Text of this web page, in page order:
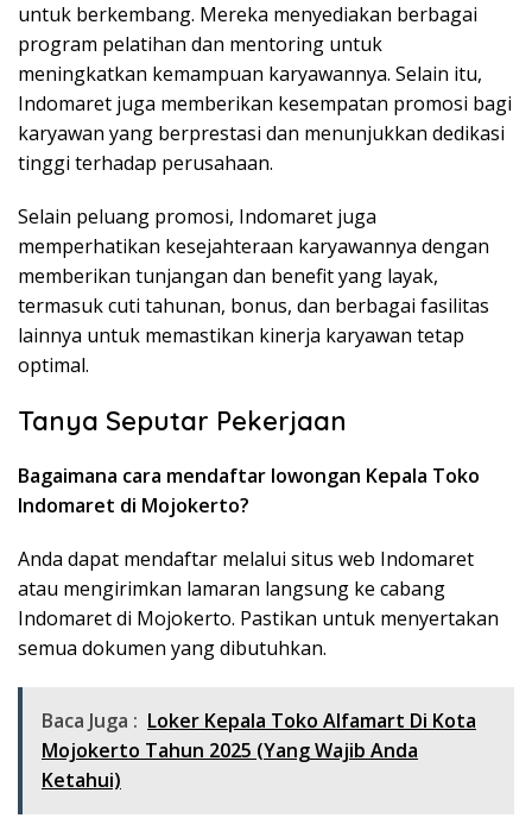
untuk berkembang. Mereka menyediakan berbagai
program pelatihan dan mentoring untuk
meningkatkan kemampuan karyawannya. Selain itu,
Indomaret juga memberikan kesempatan promosi bagi
karyawan yang berprestasi dan menunjukkan dedikasi
tinggi terhadap perusahaan.
Selain peluang promosi, Indomaret juga
memperhatikan kesejahteraan karyawannya dengan
memberikan tunjangan dan benefit yang layak,
termasuk cuti tahunan, bonus, dan berbagai fasilitas
lainnya untuk memastikan kinerja karyawan tetap
optimal.
Tanya Seputar Pekerjaan
Bagaimana cara mendaftar lowongan Kepala Toko
Indomaret di Mojokerto?
Anda dapat mendaftar melalui situs web Indomaret
atau mengirimkan lamaran langsung ke cabang
Indomaret di Mojokerto. Pastikan untuk menyertakan
semua dokumen yang dibutuhkan.
Baca Juga : Loker Kepala Toko Alfamart Di Kota
Mojokerto Tahun 2025 (Yang Wajib Anda
Ketahui)